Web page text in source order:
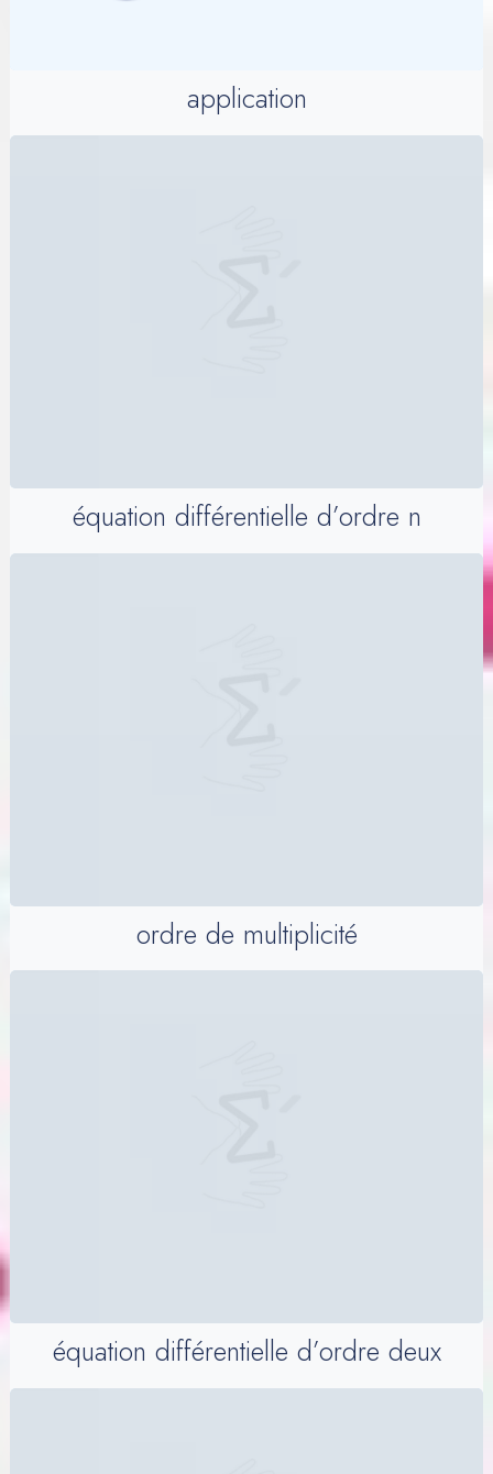
application
équation différentielle d’ordre n
ordre de multiplicité
équation différentielle d’ordre deux